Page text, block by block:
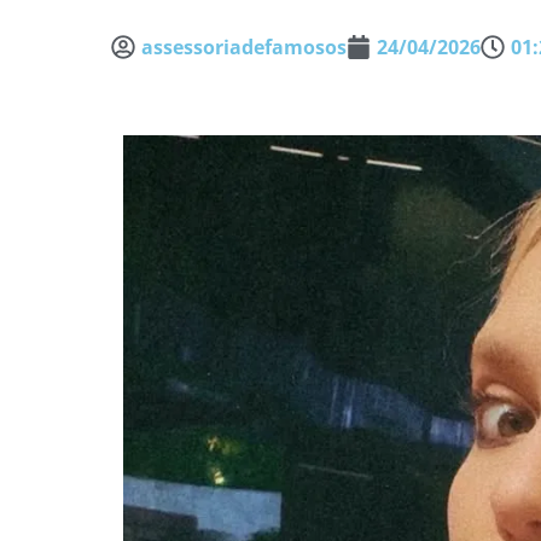
assessoriadefamosos 24/04/2026